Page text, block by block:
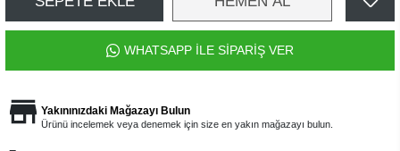
WHATSAPP İLE SİPARİŞ VER
Yakınınızdaki Mağazayı Bulun
Ürünü incelemek veya denemek için size en yakın mağazayı bulun.